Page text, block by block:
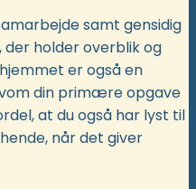
samt gensidig
der holder overblik og
er også en
din primære opgave
at du også har lyst til
når det giver